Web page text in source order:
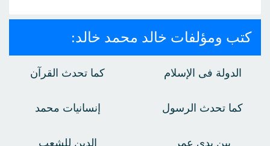
كتب ومؤلفات خالد محمد خالد:
الدولة فى الإسلام كما تحدث القرآن
كما تحدث الرسول إنسانيات محمد
بين يدي عمر الدين للشعب